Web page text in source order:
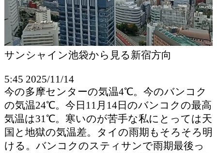
サンシャイン池袋から見る新宿方向
5:45 2025/11/14
今の多摩センターの気温4℃。今のバンコク
の気温24℃。今日11月14日のバンコクの最高
気温は31℃。寒いのが苦手な私にとっては天
国と地獄の気温差。タイの雨期もそろそろ明
ける。バンコクのスティサンで雨期最後っ